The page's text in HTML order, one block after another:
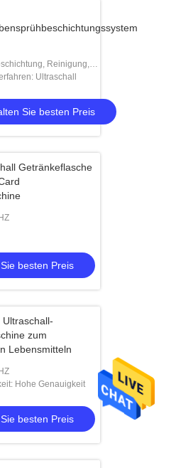
Reinigung,
Ultraschall
Sie besten Preis
Getränkeflasche
besten Preis
zum
Lebensmitteln
Hohe Genauigkeit
besten Preis